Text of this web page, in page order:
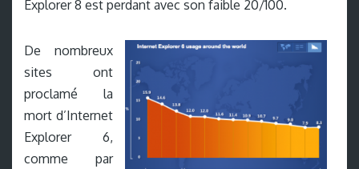
Explorer 8 est perdant avec son faible 20/100.
De nombreux
sites ont
proclamé la
mort d’Internet
Explorer 6,
comme par